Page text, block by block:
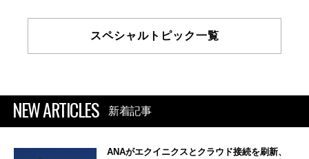
スペシャルトピック一覧
NEW ARTICLES 新着記事
ANAがエクイニクスとクラウド接続を刷新、